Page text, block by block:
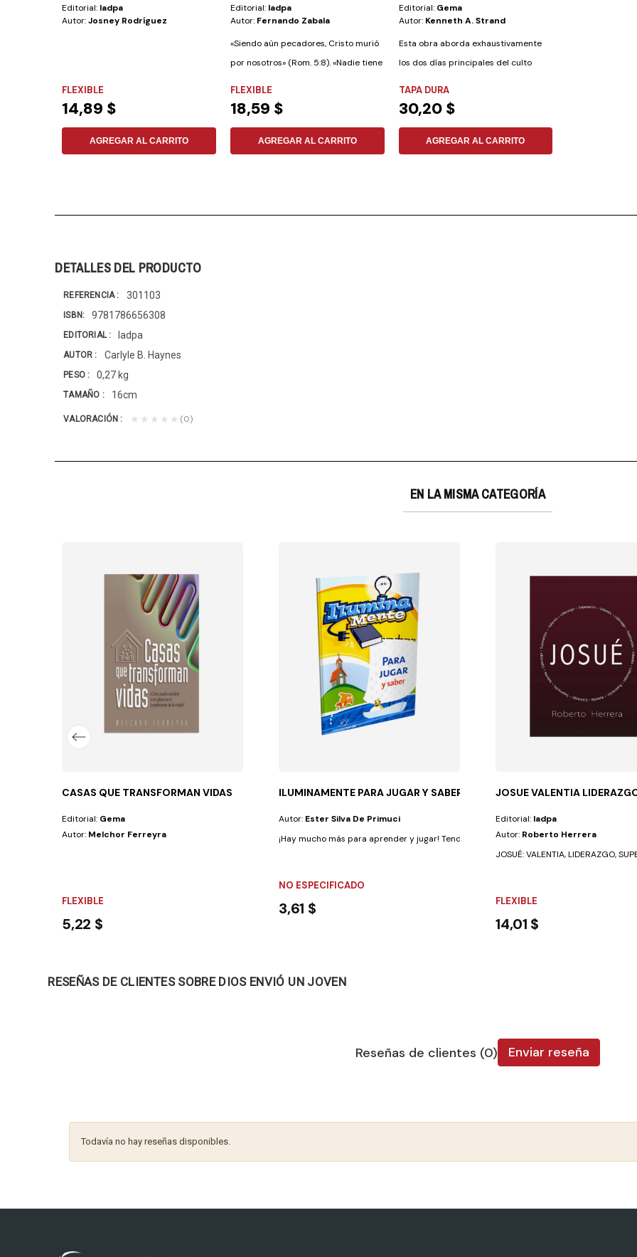
Editorial: Iadpa
Autor:Josney Rodríguez
FLEXIBLE
14,89 $
AGREGAR AL CARRITO
Editorial: Iadpa
Autor: Fernando Zabala
«Siendo aún pecadores, Cristo murió
por nosotros» (Rom. 5:8). «Nadie tiene
FLEXIBLE
18,59 $
AGREGAR AL CARRITO
Editorial: Gema
Autor: Kenneth A. Strand
Esta obra aborda exhaustivamente
los dos días principales del culto
TAPA DURA
30,20 $
AGREGAR AL CARRITO
DETALLES DEL PRODUCTO
REFERENCIA 301103
ISBN 9781786656308
EDITORIAL Iadpa
AUTOR Carlyle B. Haynes
PESO 0,27 kg
TAMAÑO 16cm
VALORACIÓN ★★★★★ (0)
EN LA MISMA CATEGORÍA
estés soltero o hayas enviudado, que...
CASAS QUE TRANSFORMAN VIDAS
Editorial: Gema
Autor: Melchor Ferreyra
FLEXIBLE
5,22 $
ILUMINAMENTE PARA JUGAR Y SABER
Autor: Ester Silva De Primuci
¡Hay mucho más para aprender y jugar! Tendrás asegurado un gran momento de...
NO ESPECIFICADO
3,61 $
JOSUE VALENTIA
Editorial: Iadpa
Autor: Roberto Herrera
JOSUÉ: VALENTIA, LIDERAZGO,
FLEXIBLE
14,01 $
RESEÑAS DE CLIENTES SOBRE DIOS ENVIÓ UN JOVEN
Reseñas de clientes (0) Enviar reseña
Todavía no hay reseñas disponibles.